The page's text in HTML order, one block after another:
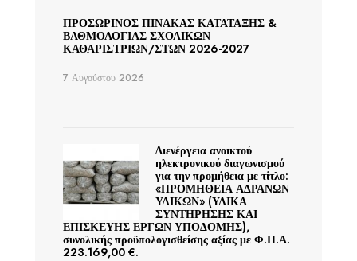
ΠΡΟΣΩΡΙΝΟΣ ΠΙΝΑΚΑΣ ΚΑΤΑΤΑΞΗΣ &
ΒΑΘΜΟΛΟΓΙΑΣ ΣΧΟΛΙΚΩΝ
ΚΑΘΑΡΙΣΤΡΙΩΝ/ΣΤΩΝ 2026-2027
7 Αυγούστου 2026
Διενέργεια ανοικτού
ηλεκτρονικού διαγωνισμού
για την προμήθεια με τίτλο:
«ΠΡΟΜΗΘΕΙΑ ΑΔΡΑΝΩΝ
ΥΛΙΚΩΝ» (ΥΛΙΚΑ
ΣΥΝΤΗΡΗΣΗΣ ΚΑΙ
ΕΠΙΣΚΕΥΗΣ ΕΡΓΩΝ ΥΠΟΔΟΜΗΣ),
συνολικής προϋπολογισθείσης αξίας με Φ.Π.Α.
223.169,00 €.